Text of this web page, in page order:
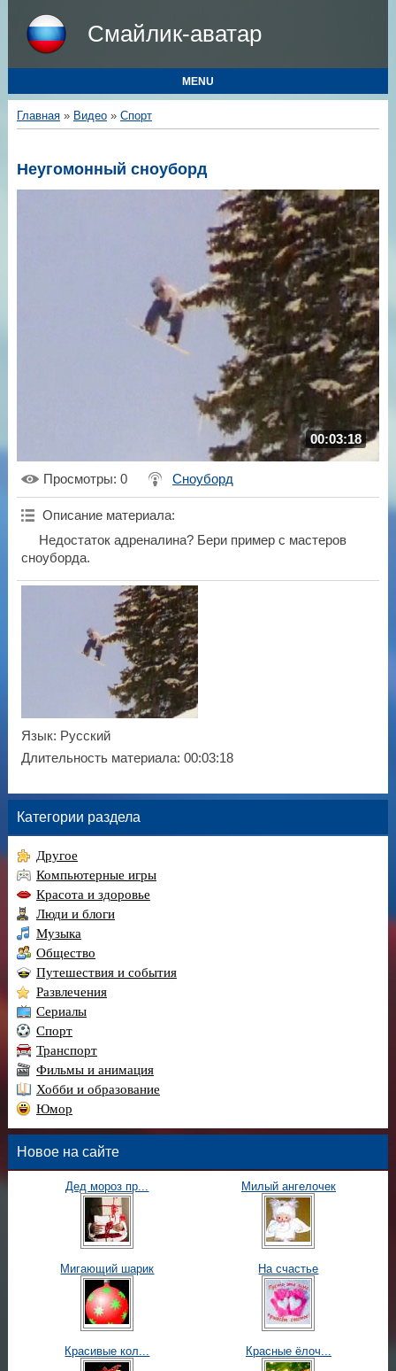
Смайлик-аватар
MENU
Главная» Видео» Спорт
Неугомонный сноуборд
00:03:18
Просмотры: 0 Сноуборд
Описание материала:
Недостаток адреналина? Бери пример с мастеров
сноуборда.
Язык: Русский
Длительность материала: 00:03:18
Категории раздела
Другое
Компьютерные игры
Красота и здоровье
Люди и блоги
Музыка
Общество
Путешествия и события
Развлечения
Сериалы
Спорт
Транспорт
Фильмы и анимация
Хобби и образование
Юмор
Новое на сайте
Дед мороз пр... Милый ангелочек
Мигающий шарик На счастье
Красивые кол... Красные ёлоч...